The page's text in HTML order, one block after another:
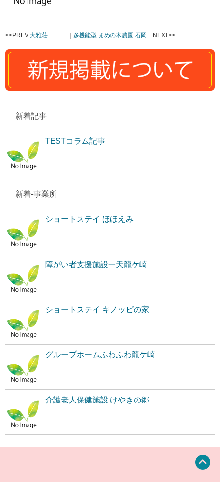
<<PREV大雅荘 ｜ 多機能型 まめの木農園 石岡 NEXT>>
新着記事
TESTコラム記事
新着-事業所
ショートステイ ほほえみ
障がい者支援施設一天龍ケ崎
ショートステイ キノッピの家
グループホームふわふわ龍ケ崎
介護老人保健施設 けやきの郷